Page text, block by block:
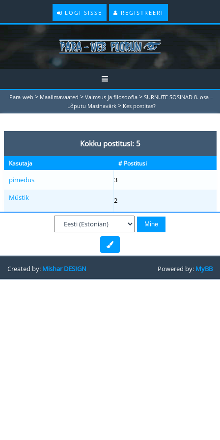
LOGI SISSE REGISTREERI
Para-web > Maailmavaated > Vaimsus ja filosoofia > SURNUTE SOSINAD 8. osa –
Lõputu Masinavärk > Kes postitas?
Kokku postitusi: 5
Kasutaja # Postitusi
pimedus
3
Müstik
2
Created by: Mishar DESIGN Powered by: MyBB